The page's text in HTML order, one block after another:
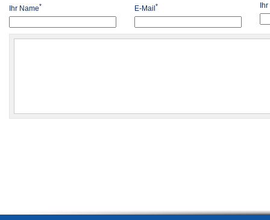
Ihr Name* E-Mail* Ihr